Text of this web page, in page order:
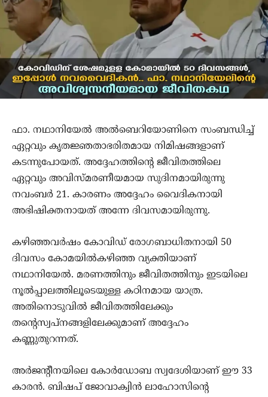
ഫാ. നഥാനിയേല്‍ അല്‍ബെറിയോണിനെ സംബന്ധിച്ച്
ഏറ്റവും കൃതജ്ഞതാഭരിതമായ നിമിഷങ്ങളാണ്
കടന്നുപോയത്. അദ്ദേഹത്തിന്റെ ജീവിതത്തിലെ
ഏറ്റവും അവിസ്മരണീയമായ സുദിനമായിരുന്നു
നവംബര്‍ 21. കാരണം അദ്ദേഹം വൈദികനായി
അഭിഷിക്തനായത് അന്നേ ദിവസമായിരുന്നു.
കഴിഞ്ഞവര്‍ഷം കോവിഡ് രോഗബാധിതനായി 50
ദിവസം കോമയില്‍കഴിഞ്ഞ വ്യക്തിയാണ്
നഥാനിയേല്‍. മരണത്തിനും ജീവിതത്തിനും ഇടയിലെ
നൂല്‍പ്പാലത്തിലൂടെയുള്ള കഠിനമായ യാത്ര.
അതിനൊടുവില്‍ ജീവിതത്തിലേക്കും
തന്റെസ്വപ്‌നങ്ങളിലേക്കുമാണ് അദ്ദേഹം
കണ്ണുതുറന്നത്.
അര്‍ജന്റീനയിലെ കോര്‍ഡോബ സ്വദേശിയാണ് ഈ 33
കാരന്‍. ബിഷപ് ജോവാക്വിന്‍ ലാഹോസിന്റെ